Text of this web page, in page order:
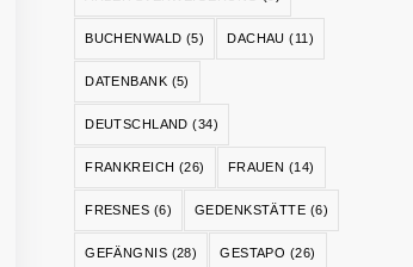
BUCHENWALD (5) DACHAU (11)
DATENBANK (5)
DEUTSCHLAND (34)
FRANKREICH (26) FRAUEN (14)
FRESNES (6) GEDENKSTÄTTE (6)
GEFÄNGNIS (28) GESTAPO (26)